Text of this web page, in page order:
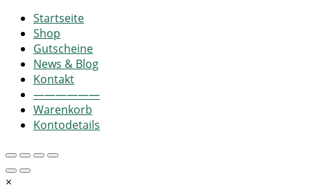
Startseite
Shop
Gutscheine
News & Blog
Kontakt
——————
Warenkorb
Kontodetails
×